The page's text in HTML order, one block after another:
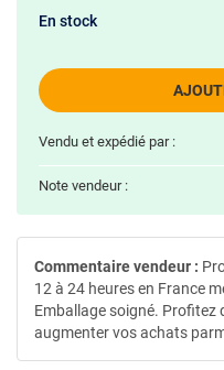
En stock
Vendu et expédié par :
Note vendeur :
Commentaire vendeur :
12 à 24 heures en France
Emballage soigné.
augmenter vos achats